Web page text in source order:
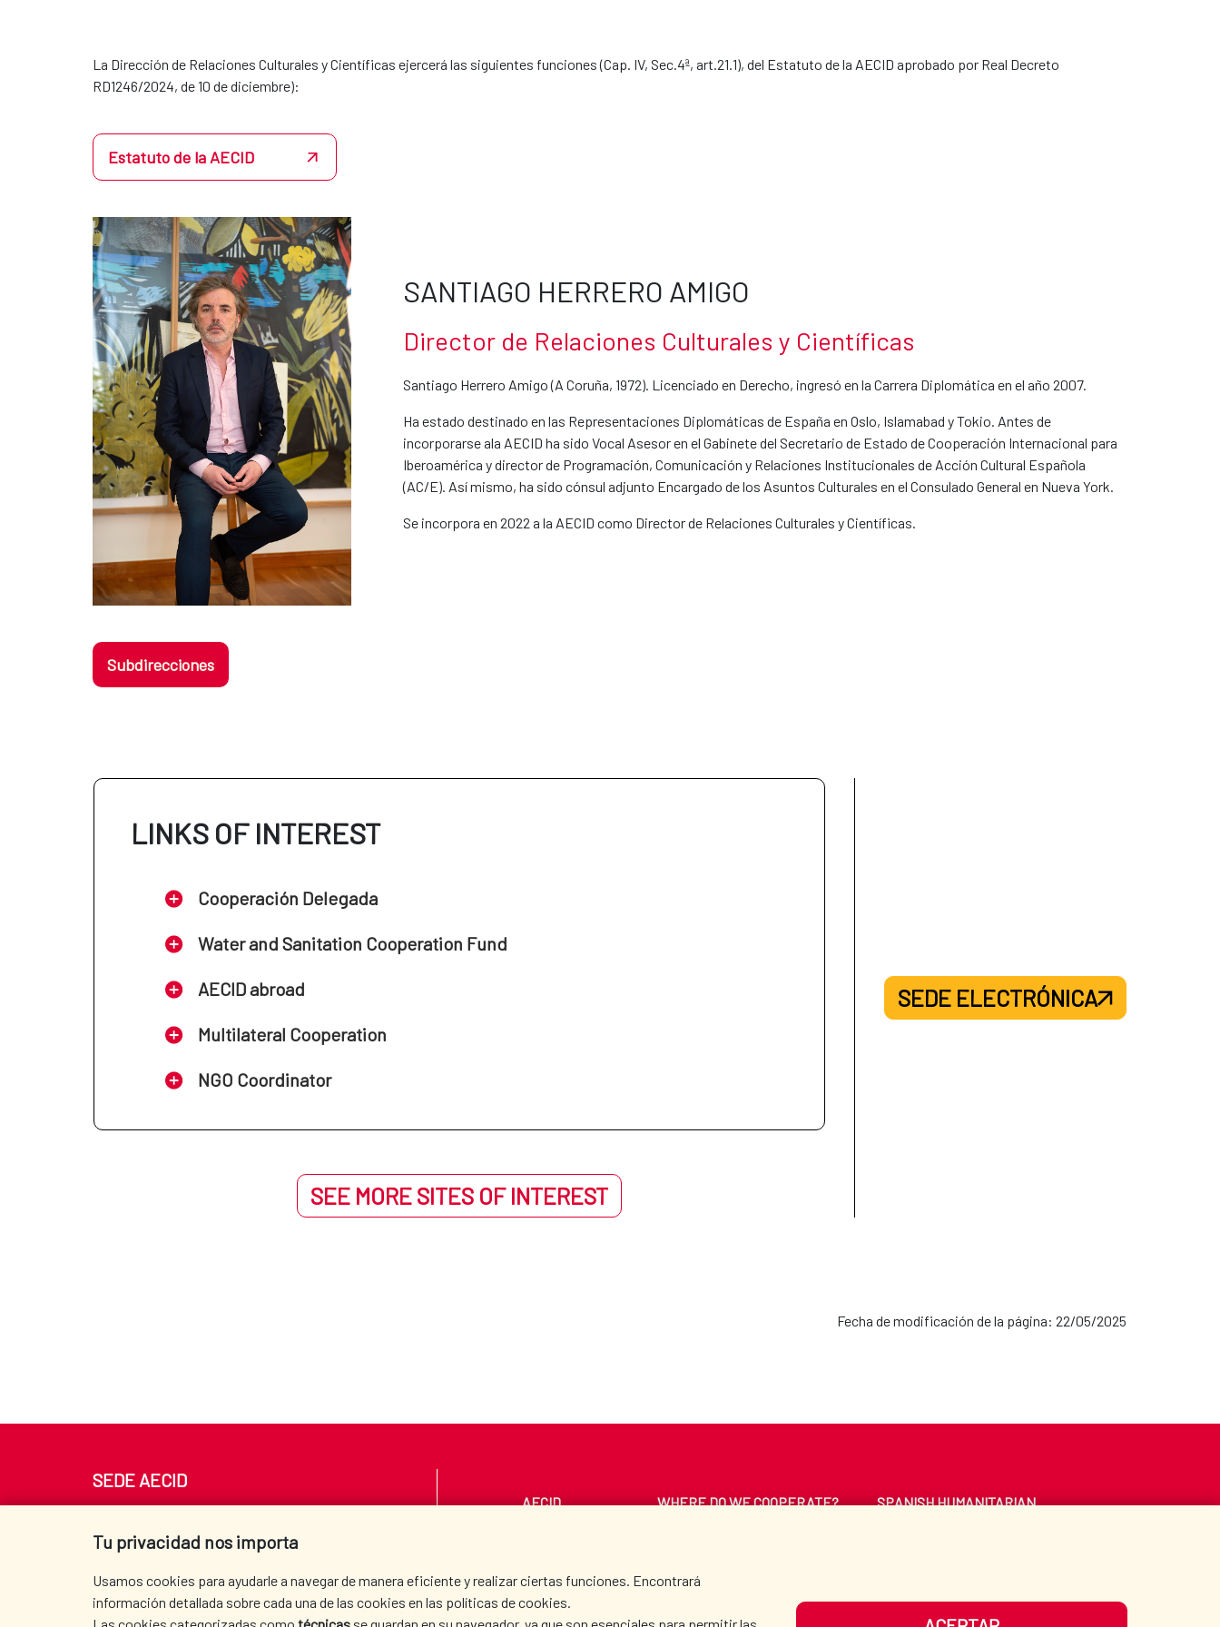
La Dirección de Relaciones Culturales y Científicas ejercerá las siguientes funciones (Cap. IV, Sec.4ª, art.21.1), del Estatuto de la AECID aprobado por Real Decreto
RD1246/2024, de 10 de diciembre):
Estatuto de la AECID
SANTIAGO HERRERO AMIGO
Director de Relaciones Culturales y Científicas
Santiago Herrero Amigo (A Coruña, 1972). Licenciado en Derecho, ingresó en la Carrera Diplomática en el año 2007.
Ha estado destinado en las Representaciones Diplomáticas de España en Oslo, Islamabad y Tokio. Antes de
incorporarse ala AECID ha sido Vocal Asesor en el Gabinete del Secretario de Estado de Cooperación Internacional para
Iberoamérica y director de Programación, Comunicación y Relaciones Institucionales de Acción Cultural Española
(AC/E). Así mismo, ha sido cónsul adjunto Encargado de los Asuntos Culturales en el Consulado General en Nueva York.
Se incorpora en 2022 a la AECID como Director de Relaciones Culturales y Científicas.
Subdirecciones
LINKS OF INTEREST
Cooperación Delegada
Water and Sanitation Cooperation Fund
AECID abroad
Multilateral Cooperation
NGO Coordinator
SEE MORE SITES OF INTEREST
SEDE ELECTRÓNICA
Fecha de modificación de la página: 22/05/2025
Tu privacidad nos importa
Usamos cookies para ayudarle a navegar de manera eficiente y realizar ciertas funciones. Encontrará
información detallada sobre cada una de las cookies en las políticas de cookies.
SEDE AECID
Tel. +34 900 20 30 54​​​​​​​
AECID WHERE DO WE COOPERATE?
SPANISH HUMANITARIAN
PRESS ROOM CULTURE AND SCIENCE